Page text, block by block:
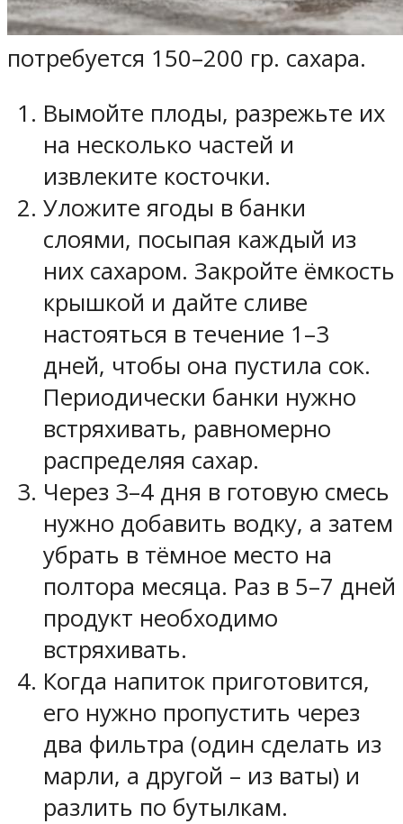
потребуется 150–200 гр. сахара.
Вымойте плоды, разрежьте их
на несколько частей и
извлеките косточки.
Уложите ягоды в банки
слоями, посыпая каждый из
них сахаром. Закройте ёмкость
крышкой и дайте сливе
настояться в течение 1–3
дней, чтобы она пустила сок.
Периодически банки нужно
встряхивать, равномерно
распределяя сахар.
Через 3–4 дня в готовую смесь
нужно добавить водку, а затем
убрать в тёмное место на
полтора месяца. Раз в 5–7 дней
продукт необходимо
встряхивать.
Когда напиток приготовится,
его нужно пропустить через
два фильтра (один сделать из
марли, а другой – из ваты) и
разлить по бутылкам.